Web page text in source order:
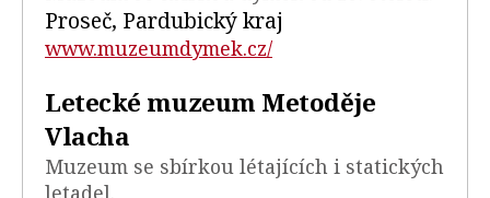
Proseč, Pardubický kraj
www.muzeumdymek.cz/
Letecké muzeum Metoděje
Vlacha
Muzeum se sbírkou létajících i statických
letadel.